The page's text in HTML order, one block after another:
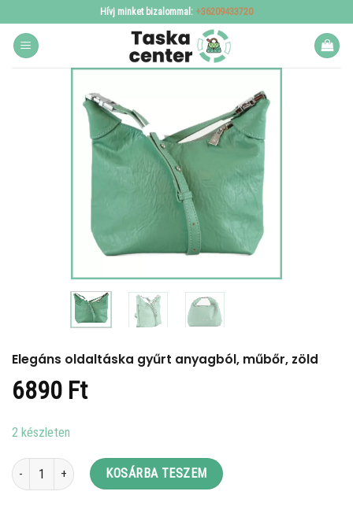
to
content
Hívj minket bizalommal: +36209433720
Elegáns oldaltáska gyűrt anyagból, műbőr, zöld
6890 Ft
2 készleten
Elegáns oldaltáska gyűrt anyagból, műbőr, zöld mennyiség
KOSÁRBA TESZEM